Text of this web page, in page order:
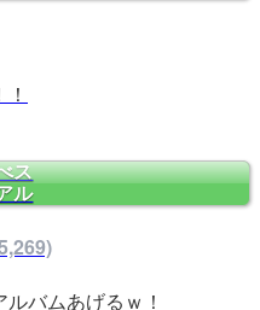
ス
ル
バムあげるｗ！